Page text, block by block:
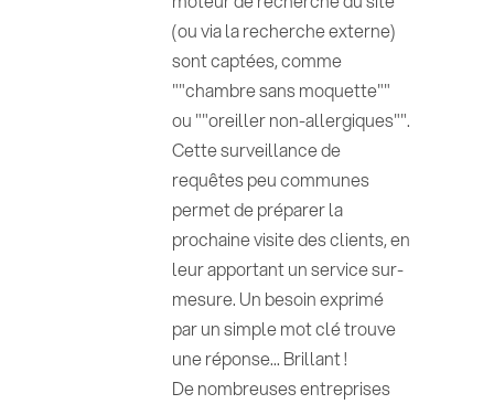
(ou via la recherche externe)
sont captées, comme
""chambre sans moquette""
ou ""oreiller non-allergiques"".
Cette surveillance de
requêtes peu communes
permet de préparer la
prochaine visite des clients, en
leur apportant un service sur-
mesure. Un besoin exprimé
par un simple mot clé trouve
une réponse... Brillant !
De nombreuses entreprises